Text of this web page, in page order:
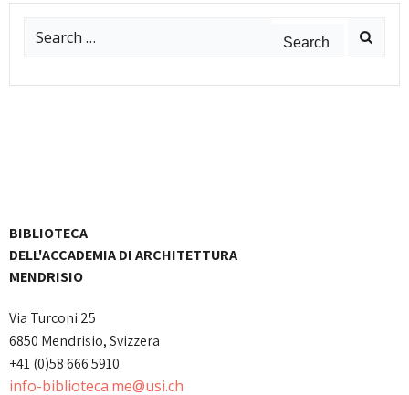
Search
BIBLIOTECA
DELL'ACCADEMIA DI ARCHITETTURA
MENDRISIO
Via Turconi 25
6850 Mendrisio, Svizzera
+41 (0)58 666 5910
info-biblioteca.me@usi.ch